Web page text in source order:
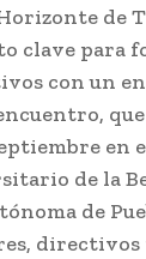
de
clave para
con un
en
de la
de